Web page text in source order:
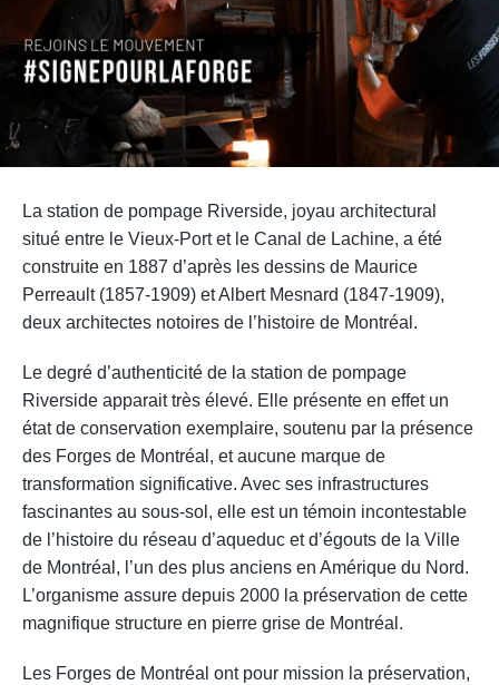
La station de pompage Riverside, joyau architectural
situé entre le Vieux-Port et le Canal de Lachine, a été
construite en 1887 d’après les dessins de Maurice
Perreault (1857-1909) et Albert Mesnard (1847-1909),
deux architectes notoires de l’histoire de Montréal.
Le degré d’authenticité de la station de pompage
Riverside apparait très élevé. Elle présente en effet un
état de conservation exemplaire, soutenu par la présence
des Forges de Montréal, et aucune marque de
transformation significative. Avec ses infrastructures
fascinantes au sous-sol, elle est un témoin incontestable
de l’histoire du réseau d’aqueduc et d’égouts de la Ville
de Montréal, l’un des plus anciens en Amérique du Nord.
L’organisme assure depuis 2000 la préservation de cette
magnifique structure en pierre grise de Montréal.
Les Forges de Montréal ont pour mission la préservation,